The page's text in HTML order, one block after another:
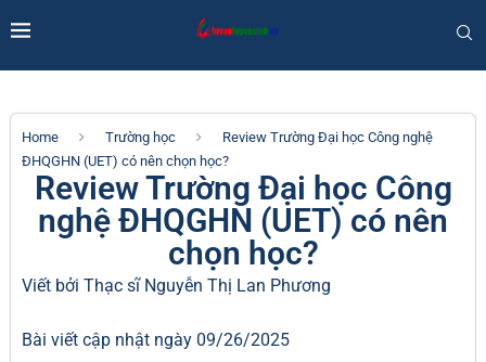
Home Trường học
Review Trường Đại học Công nghệ
ĐHQGHN (UET) có nên chọn học?
Review Trường Đại học Công
nghệ ĐHQGHN (UET) có nên
chọn học?
Viết bởi Thạc sĩNguyễn Thị Lan Phương
Bài viết cập nhật ngày 09/26/2025